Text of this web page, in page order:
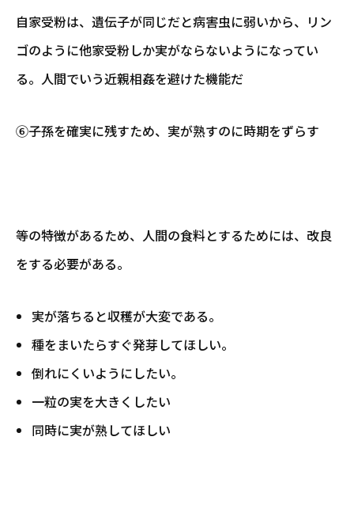
自家受粉は、遺伝子が同じだと病害虫に弱いから、リン
ゴのように他家受粉しか実がならないようになってい
る。人間でいう近親相姦を避けた機能だ
⑥子孫を確実に残すため、実が熟すのに時期をずらす
等の特徴があるため、人間の食料とするためには、改良
をする必要がある。
実が落ちると収穫が大変である。
種をまいたらすぐ発芽してほしい。
倒れにくいようにしたい。
一粒の実を大きくしたい
同時に実が熟してほしい